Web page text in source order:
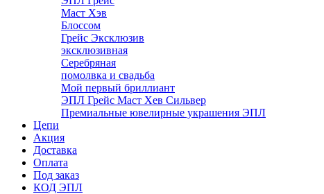
Маст Хэв
Блоссом
Грейс Эксклюзив
эксклюзивная
Серебряная
помолвка и свадьба
Мой первый бриллиант
ЭПЛ Грейс Маст Хев Сильвер
Премиальные ювелирные украшения ЭПЛ
Цепи
Акция
Доставка
Оплата
Под заказ
КОД ЭПЛ